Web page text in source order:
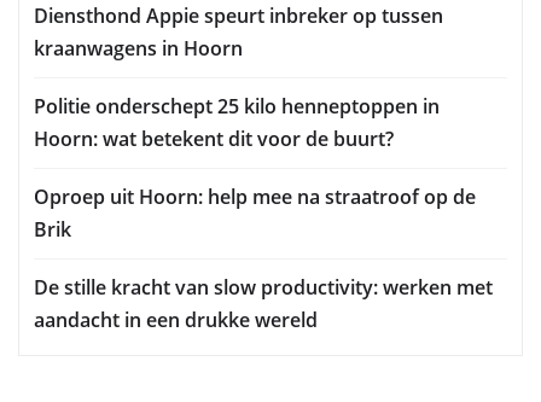
Diensthond Appie speurt inbreker op tussen
kraanwagens in Hoorn
Politie onderschept 25 kilo henneptoppen in
Hoorn: wat betekent dit voor de buurt?
Oproep uit Hoorn: help mee na straatroof op de
Brik
De stille kracht van slow productivity: werken met
aandacht in een drukke wereld